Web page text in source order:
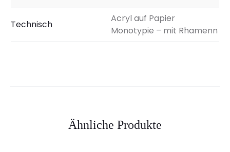
Technisch
Acryl auf Papier
Monotypie – mit Rhamenn
Ähnliche Produkte